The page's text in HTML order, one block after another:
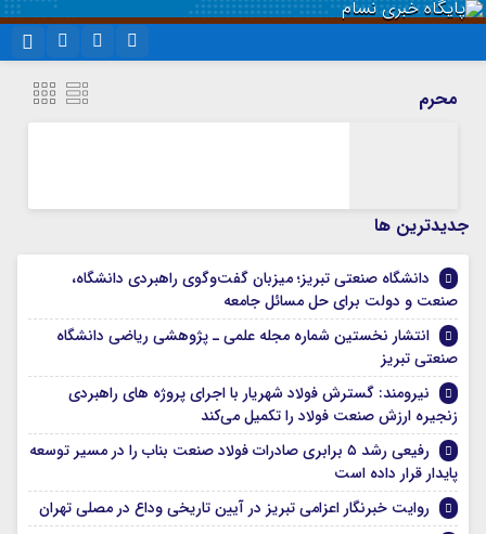
محرم
جديدترين ها
دانشگاه صنعتی تبریز؛ میزبان گفت‌وگوی راهبردی دانشگاه،
صنعت و دولت برای حل مسائل جامعه
انتشار نخستین شماره مجله علمی ـ پژوهشی ریاضی دانشگاه
صنعتی تبریز
نیرومند: گسترش فولاد شهریار با اجرای پروژه های راهبردی
زنجیره ارزش صنعت فولاد را تکمیل می‌کند
رفیعی رشد ۵ برابری صادرات فولاد صنعت بناب را در مسیر توسعه
پایدار قرار داده است
روایت خبرنگار اعزامی تبریز در آیین تاریخی وداع در مصلی تهران